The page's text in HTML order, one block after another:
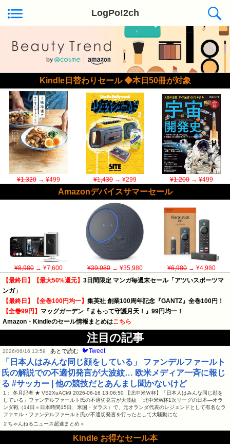
LogPo!2ch
Kindle日替わりセール ◆本日50冊が対象
¥1,320→ ¥499 ¥1,430→ ¥299 ¥1,200→ ¥499
Amazonデバイスサマーセール
¥8,980→ ¥7,600 ¥39,980→ ¥35,980 ¥6,980→ ¥4,980
【最終日】【最大50%還元】 3日間限定 マンガ毎週末セール「アツいスポーツマ
ンガ」
【最終日】【全巻100円均一】 集英社 創業100周年記念『GANTZ』全巻100円！
【全巻99円】 マッグガーデン『まもって守護月天！』99円均一！
Amazon・Kindleのセール情報まとめはこちら
注目の記事
2026/06/16 13:59 あとで読む 🐦Tweet
「日本人はみんな同じ顔をしている」 ファンデルファールト
氏の解説での不適切発言が大波紋… 欧米メディア一斉に報じ
る #サッカー | 他の競技だとあんまし聞かないけど
1： 冬月記者 ★ VS2XuACk9 2026-06-16 13:06:50 【北中米Ｗ杯】「日本人はみんな同じ顔を
している」ファンデルファールト氏の不適切発言が大波紋 北中米W杯1次リーグの日本―オラ
ンダ戦（14日＝日本時間15日、米国・ダラス）で、元オランダ代表のレジェンドとして有名なラ
ファエル・ファンデルファールト氏が不適切発言を行ったとして大騒動にな…
２ちゃんねるニュース超速まとめ＋
Kindle お得なセール本